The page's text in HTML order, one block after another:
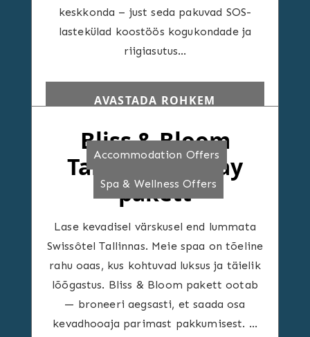
keskkonda – just seda pakuvad SOS-
lastekülad koostöös kogukondade ja
riigiasutus…
AVASTADA ROHKEM
Accommodation Offers
Spa & Wellness Offers
Bliss & Bloom
Tallinn Getaway
pakett
Lase kevadisel värskusel end lummata
Swissôtel Tallinnas. Meie spaa on tõeline
rahu oaas, kus kohtuvad luksus ja täielik
lõõgastus. Bliss & Bloom pakett ootab
— broneeri aegsasti, et saada osa
kevadhooaja parimast pakkumisest. …